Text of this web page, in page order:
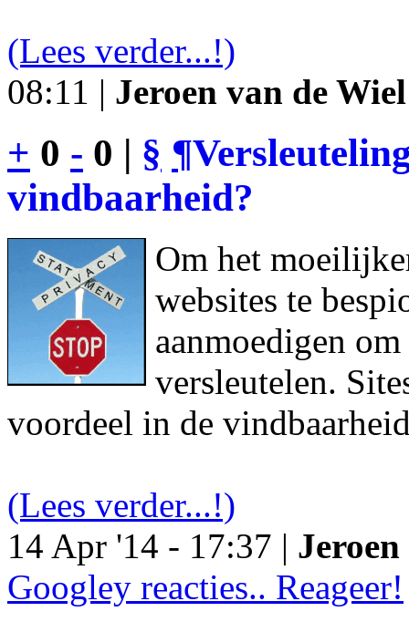
(Lees verder...!)
08:11 | Jeroen van de Wiel
+ 0 - 0 | § ¶
vindbaarheid?
Om het
websites te
aanmoedigen
versleutelen.
voordeel in de
(Lees verder...!)
14 Apr '14 - 17:37 |
Googley reacties.. Reageer!